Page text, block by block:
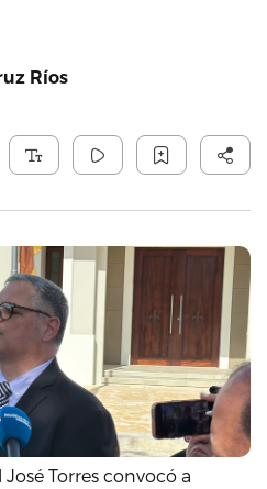
Ríos
Torres convocó a